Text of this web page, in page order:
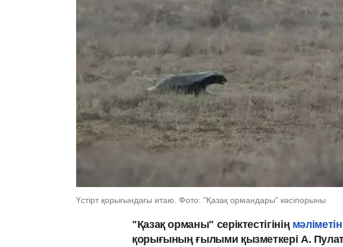
Үстірт қорығындағы итаю. Фото: "Қазақ ормандары" кәсіпорыны
"Қазақ орманы" серіктестігінің
қорығының ғылыми қызметкері А.